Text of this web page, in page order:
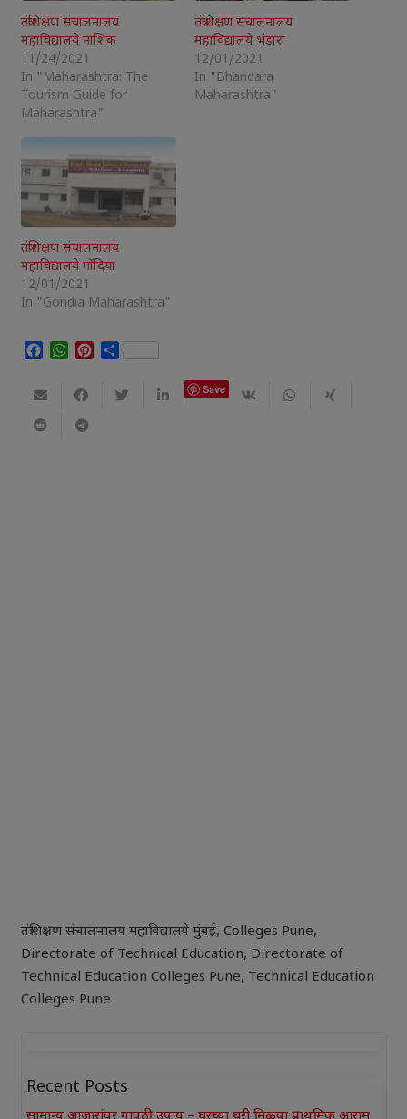
तंत्रशिक्षण संचालनालय
महाविद्यालये नाशिक
11/24/2021
In "Maharashtra: The
Tourism Guide for
Maharashtra"
तंत्रशिक्षण संचालनालय
महाविद्यालये भंडारा
12/01/2021
In "Bhandara
Maharashtra"
तंत्रशिक्षण संचालनालय
महाविद्यालये गोंदिया
12/01/2021
In "Gondia Maharashtra"
Facebook
WhatsApp
Pinterest
Share
Save
तंत्रशिक्षण संचालनालय महाविद्यालये मुंबई, Colleges Pune,
Directorate of Technical Education, Directorate of
Technical Education Colleges Pune, Technical Education
Colleges Pune
Recent Posts